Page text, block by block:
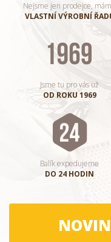
Nejsme jen prodejce,
VLASTNÍ VÝROBNÍ
Jsme tu pro vás už
OD ROKU 1969
Balík expedujeme
DO 24 HODIN